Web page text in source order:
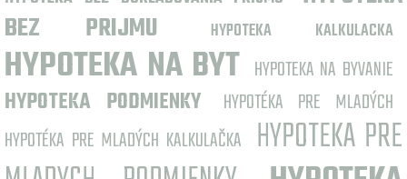
BEZ PRIJMU
HYPOTEKA KALKULACKA
HYPOTEKA NA BYT HYPOTEKA NA BYVANIE
HYPOTEKA PODMIENKY
HYPOTÉKA PRE MLADÝCH
HYPOTÉKA PRE MLADÝCH KALKULAČKA HYPOTEKA PRE